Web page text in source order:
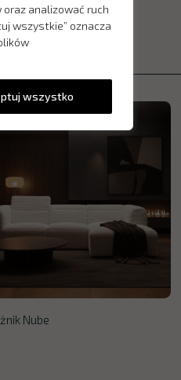
analizować ruch
wszystkie” oznacza
wszystko
Nube